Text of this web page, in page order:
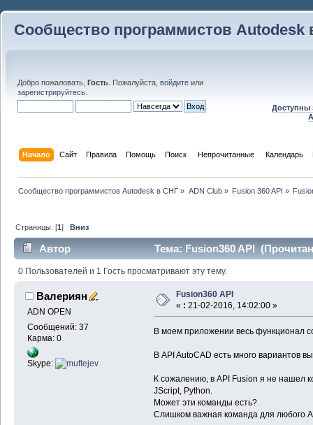
Сообщество программистов Autodesk
Добро пожаловать, Гость . Пожалуйста, войдите или
зарегистрируйтесь
Доступны
Начало Сайт Правила Помощь Поиск Непрочитанные Календарь
Сообщество программистов Autodesk в СНГ » ADN Club» Fusion 360 API »
Страницы: [1]Вниз
Автор Тема: Fusion360 API
0 Пользователей и 1 Гость просматривают эту тему.
Валериян
ADN OPEN
Сообщений: 37
Карма: 0
Skype:
Fusion360 API
« : 21-02-2016, 14:02:00 »
В моем приложении весь функционал
В API AutoCAD есть много вариантов
К сожалению, в API Fusion я не нашел
JScript, Python.
Может эти команды есть?
Слишком важная команда для любого